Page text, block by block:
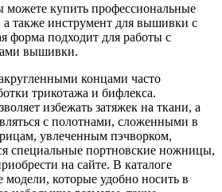
можете купить профессиональные
также инструмент для вышивки с
форма подходит для работы с
вышивки.
концами часто
трикотажа и бифлекса.
избежать затяжек на ткани, а
с полотнами, сложенными в
увлеченным пэчворком,
специальные портновские ножницы,
на сайте. В каталоге
модели, которые удобно носить в